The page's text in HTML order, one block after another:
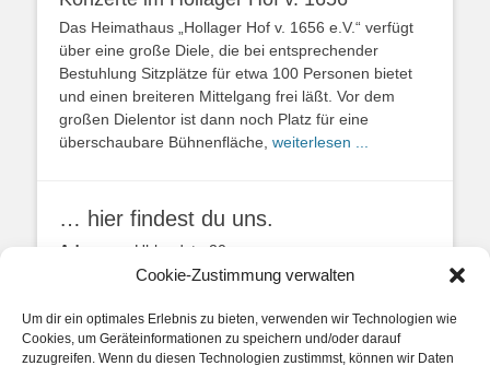
Cookie-Zustimmung verwalten
Um dir ein optimales Erlebnis zu bieten, verwenden wir Technologien wie
Cookies, um Geräteinformationen zu speichern und/oder darauf
zuzugreifen. Wenn du diesen Technologien zustimmst, können wir Daten
Das Heimathaus „Hollager Hof v. 1656 e.V.“ verfügt
über eine große Diele, die bei entsprechender
Bestuhlung Sitzplätze für etwa 100 Personen bietet
und einen breiteren Mittelgang frei läßt. Vor dem
großen Dielentor ist dann noch Platz für eine
überschaubare Bühnenfläche, weiterlesen ...
… hier findest du uns.
Adresse: Uhlandstr. 20
49134 Wallenhorst